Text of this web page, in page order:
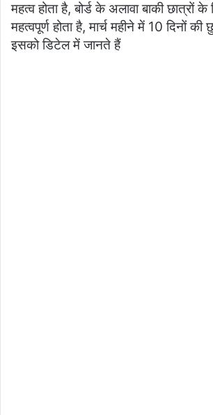
महत्व होता है, बोर्ड के अलावा बाकी छात्रों के
महत्वपूर्ण होता है, मार्च महीने में 10 दिनों
इसको डिटेल में जानते हैं